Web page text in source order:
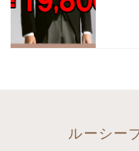
ルーシー